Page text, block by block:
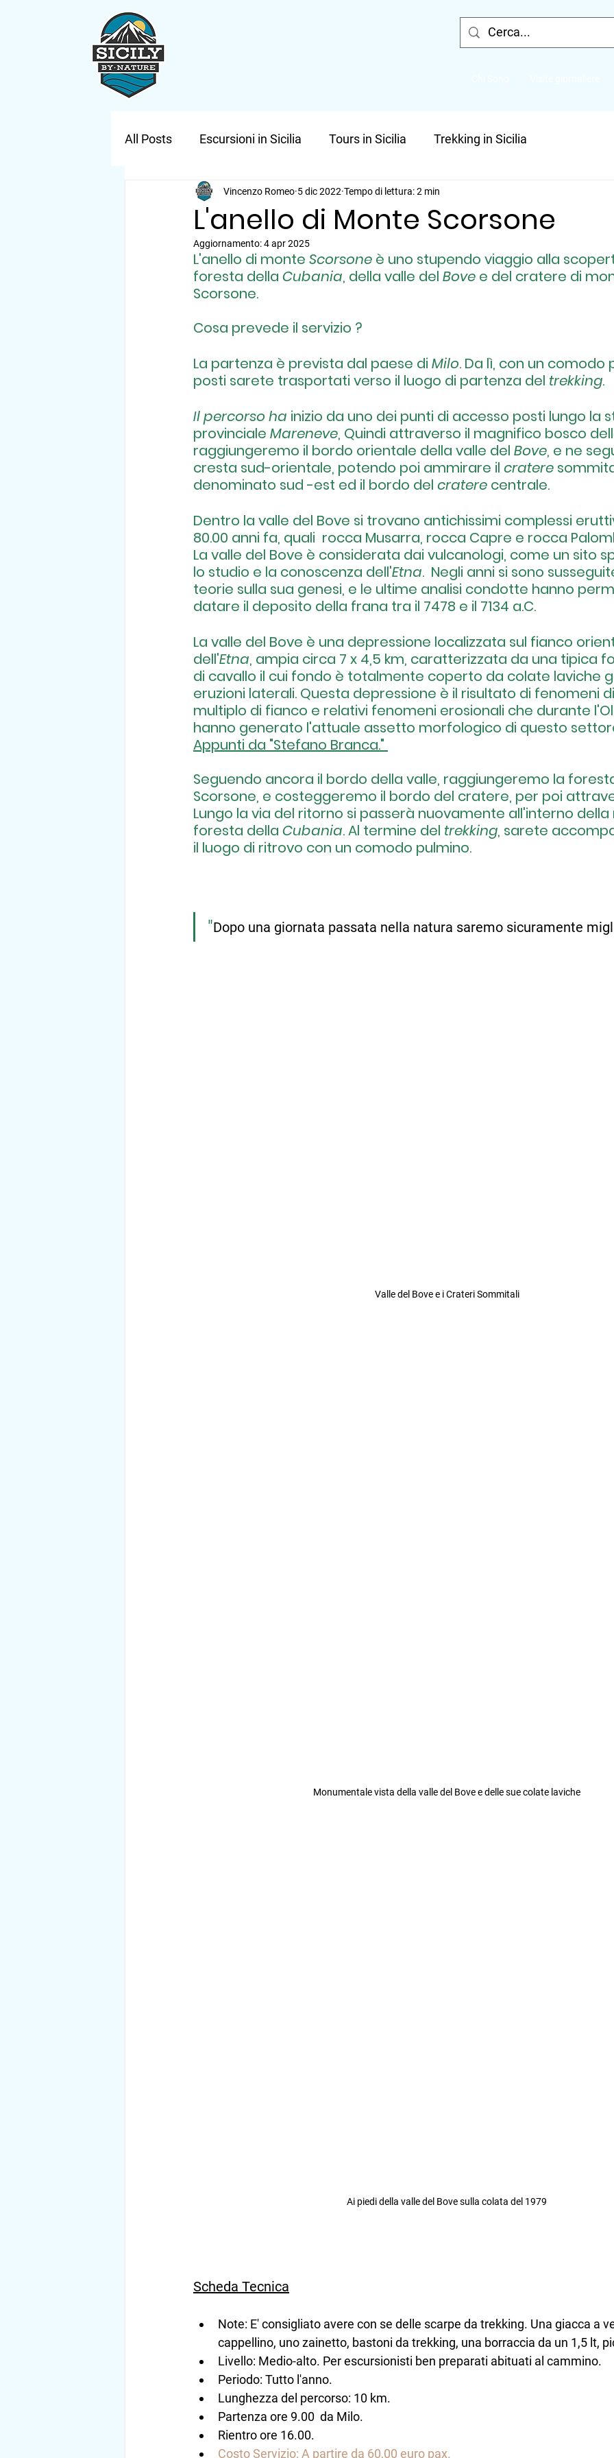
All Posts Escursioni in Sicilia Tours in Sicilia Trekking in Sicilia
L'anello di Monte Scorsone
Vincenzo Romeo 5 dic 2022 Tempo di lettura: 2 min
Aggiornamento:4 apr 2025
L'anello di monte Scorsone è uno stupendo viaggio alla
foresta della Cubania, della valle del Bove e del cratere di
Scorsone.
Cosa prevede il servizio ?
La partenza è prevista dal paese di Milo. Da lì, con un comodo
posti sarete trasportati verso il luogo di partenza del trekking.
Il percorso ha inizio da uno dei punti di accesso posti lungo la
provinciale Mareneve, Quindi attraverso il magnifico bosco
raggiungeremo il bordo orientale della valle del Bove, e ne
cresta sud-orientale, potendo poi ammirare il cratere
denominato sud -est ed il bordo del cratere centrale.
Dentro la valle del Bove si trovano antichissimi complessi
80.00 anni fa, quali  rocca Musarra, rocca Capre e rocca
La valle del Bove è considerata dai vulcanologi, come un sito
lo studio e la conoscenza dell'Etna.  Negli anni si sono
teorie sulla sua genesi, e le ultime analisi condotte hanno
datare il deposito della frana tra il 7478 e il 7134 a.C.
La valle del Bove è una depressione localizzata sul fianco
dell'Etna, ampia circa 7 x 4,5 km, caratterizzata da una tipica
di cavallo il cui fondo è totalmente coperto da colate laviche
eruzioni laterali. Questa depressione è il risultato di fenomeni
multiplo di fianco e relativi fenomeni erosionali che durante
hanno generato l'attuale assetto morfologico di questo
Appunti da "Stefano Branca."
Seguendo ancora il bordo della valle, raggiungeremo la
Scorsone, e costeggeremo il bordo del cratere, per poi
Lungo la via del ritorno si passerà nuovamente all'interno
foresta della Cubania. Al termine del trekking, sarete
il luogo di ritrovo con un comodo pulmino.
"Dopo una giornata passata nella natura saremo sicuramente
Valle del Bove e i Crateri Sommitali
Monumentale vista della valle del Bove e delle sue colate laviche
Ai piedi della valle del Bove sulla colata del 1979
Scheda Tecnica
Note: E' consigliato avere con se delle scarpe da trekking. Una giacca a
cappellino, uno zainetto, bastoni da trekking, una borraccia da un 1,5 lt,
Livello: Medio-alto. Per escursionisti ben preparati abituati al cammino.
Periodo: Tutto l'anno.
Lunghezza del percorso: 10 km.
Partenza ore 9.00  da Milo.
Rientro ore 16.00.
Costo Servizio: A partire da 60,00 euro pax.